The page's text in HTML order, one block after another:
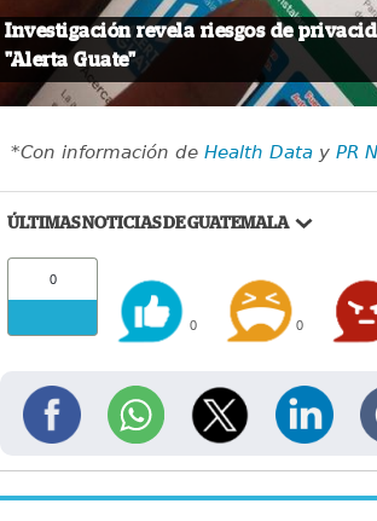
Investigación revela riesgos de
"Alerta Guate"
*Con información de Health Data y PR
ÚLTIMAS NOTICIAS DE GUATEMALA
0
0 0